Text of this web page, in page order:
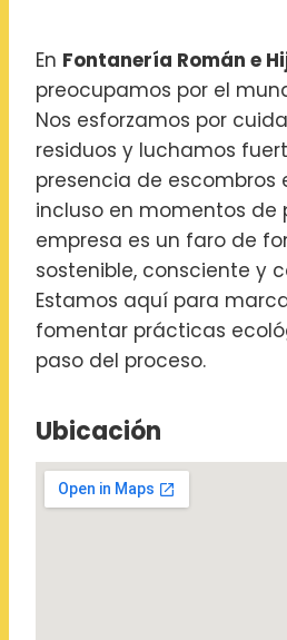
En Fontanería Román e
preocupamos por el
Nos esforzamos por
residuos y luchamos
presencia de escombros
incluso en momentos de
empresa es un faro de
sostenible, consciente y
Estamos aquí para
fomentar prácticas
paso del proceso.
Ubicación